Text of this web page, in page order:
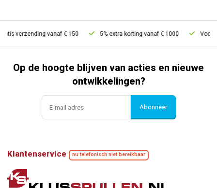
verzending vanaf € 150 5% extra korting vanaf € 1000 Voor
Op de hoogte blijven van acties en nieuwe
ontwikkelingen?
Abonneer
Klantenservice nu telefonisch niet bereikbaar